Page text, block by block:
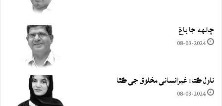
چانهه جا باغ
08-03-2024
ناول ڪتا: غيرانساني مخلوق جي ڪٿا
08-03-2024